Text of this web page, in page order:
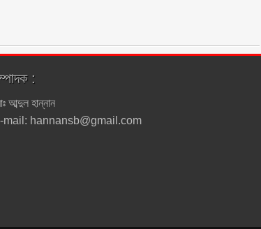
:
আব্দুল হান্নান
mail: hannansb@gmail.com